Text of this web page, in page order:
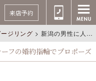
来店予約
ジリング > 新潟の男性に人気！幸せの象徴薔薇モチーフの婚約指輪でプロポーズ
フの婚約指輪でプロポーズ